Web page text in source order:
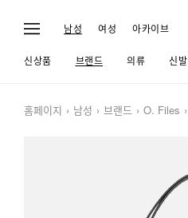
남성 여성 아카이브
신상품 브랜드 의류 신발
홈페이지 남성 브랜드 O. Files